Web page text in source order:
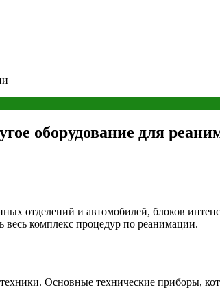
оборудование для
отделений и автомобилей, блоков
комплекс процедур по реанимации.
Основные технические приборы,